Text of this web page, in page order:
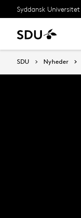
Syddansk Universitet
SDU Nyheder